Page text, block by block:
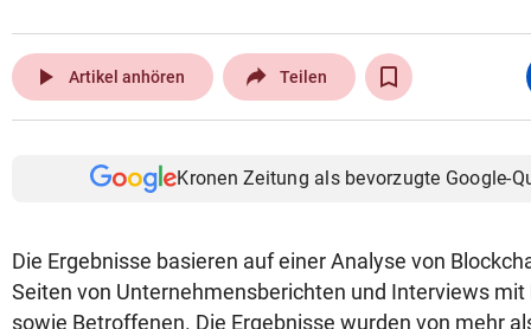
play_arrow Artikel anhören Teilen
Kronen Zeitung als bevorzugte Google-
Die Ergebnisse basieren auf einer Analyse von
Seiten von Unternehmensberichten und Interviews
sowie Betroffenen. Die Ergebnisse wurden von mehr